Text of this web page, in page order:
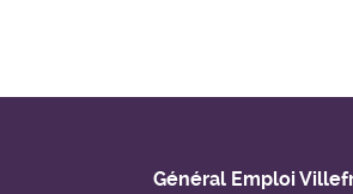
Général Emploi